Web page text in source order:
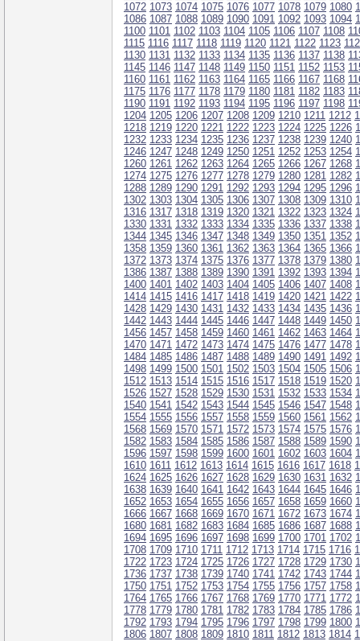
1072 1073 1074 1075 1076 1077 1078 1079 1080
1086 1087 1088 1089 1090 1091 1092 1093 1094
1100 1101 1102 1103 1104 1105 1106 1107 1108
1115 1116 1117 1118 1119 1120 1121 1122 1123
1130 1131 1132 1133 1134 1135 1136 1137 1138
1145 1146 1147 1148 1149 1150 1151 1152 1153
1160 1161 1162 1163 1164 1165 1166 1167 1168
1175 1176 1177 1178 1179 1180 1181 1182 1183
1190 1191 1192 1193 1194 1195 1196 1197 1198
1204 1205 1206 1207 1208 1209 1210 1211 1212
1218 1219 1220 1221 1222 1223 1224 1225 1226
1232 1233 1234 1235 1236 1237 1238 1239 1240
1246 1247 1248 1249 1250 1251 1252 1253 1254
1260 1261 1262 1263 1264 1265 1266 1267 1268
1274 1275 1276 1277 1278 1279 1280 1281 1282
1288 1289 1290 1291 1292 1293 1294 1295 1296
1302 1303 1304 1305 1306 1307 1308 1309 1310
1316 1317 1318 1319 1320 1321 1322 1323 1324
1330 1331 1332 1333 1334 1335 1336 1337 1338
1344 1345 1346 1347 1348 1349 1350 1351 1352
1358 1359 1360 1361 1362 1363 1364 1365 1366
1372 1373 1374 1375 1376 1377 1378 1379 1380
1386 1387 1388 1389 1390 1391 1392 1393 1394
1400 1401 1402 1403 1404 1405 1406 1407 1408
1414 1415 1416 1417 1418 1419 1420 1421 1422
1428 1429 1430 1431 1432 1433 1434 1435 1436
1442 1443 1444 1445 1446 1447 1448 1449 1450
1456 1457 1458 1459 1460 1461 1462 1463 1464
1470 1471 1472 1473 1474 1475 1476 1477 1478
1484 1485 1486 1487 1488 1489 1490 1491 1492
1498 1499 1500 1501 1502 1503 1504 1505 1506
1512 1513 1514 1515 1516 1517 1518 1519 1520
1526 1527 1528 1529 1530 1531 1532 1533 1534
1540 1541 1542 1543 1544 1545 1546 1547 1548
1554 1555 1556 1557 1558 1559 1560 1561 1562
1568 1569 1570 1571 1572 1573 1574 1575 1576
1582 1583 1584 1585 1586 1587 1588 1589 1590
1596 1597 1598 1599 1600 1601 1602 1603 1604
1610 1611 1612 1613 1614 1615 1616 1617 1618
1624 1625 1626 1627 1628 1629 1630 1631 1632
1638 1639 1640 1641 1642 1643 1644 1645 1646
1652 1653 1654 1655 1656 1657 1658 1659 1660
1666 1667 1668 1669 1670 1671 1672 1673 1674
1680 1681 1682 1683 1684 1685 1686 1687 1688
1694 1695 1696 1697 1698 1699 1700 1701 1702
1708 1709 1710 1711 1712 1713 1714 1715 1716
1722 1723 1724 1725 1726 1727 1728 1729 1730
1736 1737 1738 1739 1740 1741 1742 1743 1744
1750 1751 1752 1753 1754 1755 1756 1757 1758
1764 1765 1766 1767 1768 1769 1770 1771 1772
1778 1779 1780 1781 1782 1783 1784 1785 1786
1792 1793 1794 1795 1796 1797 1798 1799 1800
1806 1807 1808 1809 1810 1811 1812 1813 1814